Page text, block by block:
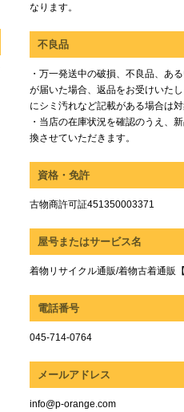
なります。
不良品
・万一発送中の破損、不良品、あ
が届いた場合、返品をお受けいた
にシミ汚れなど記載がある場合は
・当店の在庫状況を確認のうえ、
換させていただきます。
資格・免許
古物商許可証451350003371
屋号またはサービス名
着物リサイクル通販/着物古着通販
電話番号
045-714-0764
メールアドレス
info@p-orange.com